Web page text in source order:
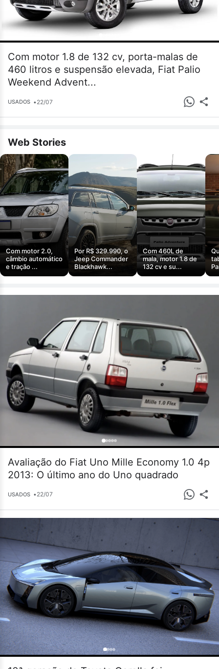
Com motor 1.8 de 132 cv, porta-malas de
460 litros e suspensão elevada, Fiat Palio
Weekend Advent...
USADOS •22/07
Web Stories
Com motor 2.0,
câmbio automático
e tração ...
Por R$ 329.990, o
Jeep Commander
Blackhawk...
Com 460L de
mala, motor 1.8 de
132 cv e su...
Avaliação do Fiat Uno Mille Economy 1.0 4p
2013: O último ano do Uno quadrado
USADOS •22/07